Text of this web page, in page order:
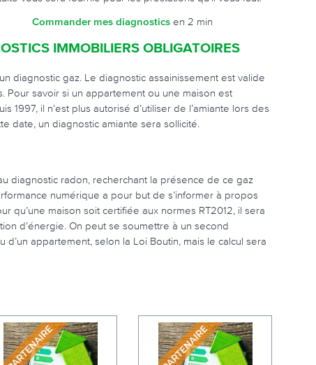
Commander mes diagnostics en 2 min
IMMOBILIERS OBLIGATOIRES
diagnostic gaz. Le diagnostic assainissement est valide
Pour savoir si un appartement ou une maison est
il n’est plus autorisé d’utiliser de l’amiante lors des
date, un diagnostic amiante sera sollicité.
diagnostic radon, recherchant la présence de ce gaz
numérique a pour but de s’informer à propos
qu’une maison soit certifiée aux normes RT2012, il sera
d’énergie. On peut se soumettre à un second
appartement, selon la Loi Boutin, mais le calcul sera